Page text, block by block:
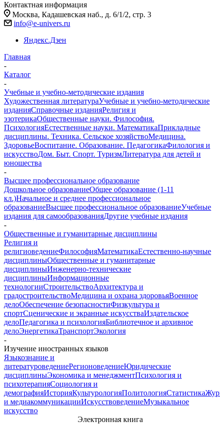
Контактная информация
Москва, Кадашевская наб., д. 6/1/2, стр. 3
info@e-univers.ru
Яндекс.Дзен
Главная
-
Каталог
-
Учебные и учебно-методические издания
Художественная литератураУчебные и учебно-методические
изданияСправочные изданияРелигия и
эзотерикаОбщественные науки. Философия.
ПсихологияЕстественные науки. МатематикаПрикладные
дисциплины. Техника. Сельское хозяйствоМедицина.
ЗдоровьеВоспитание. Образование. ПедагогикаФилология и
искусствоДом. Быт. Спорт. ТуризмЛитература для детей и
юношества
-
Высшее профессиональное образование
Дошкольное образованиеОбщее образование (1-11
кл.)Начальное и среднее профессиональное
образованиеВысшее профессиональное образованиеУчебные
издания для самообразованияДругие учебные издания
-
Общественные и гуманитарные дисциплины
Религия и
религиоведениеФилософияМатематикаЕстественно-научные
дисциплиныОбщественные и гуманитарные
дисциплиныИнженерно-технические
дисциплиныИнформационные
технологииСтроительствоАрхитектура и
градостроительствоМедицина и охрана здоровьяВоенное
делоОбеспечение безопасностиФизкультура и
спортСценические и экранные искусстваИздательское
делоПедагогика и психологияБиблиотечное и архивное
делоЭнергетикаТранспортЭкология
-
Изучение иностранных языков
Языкознание и
литературоведениеРегионоведениеЮридические
дисциплиныЭкономика и менеджментПсихология и
психотерапияСоциология и
демографияИсторияКультурологияПолитологияСтатистика
и медиакоммуникацииИскусствоведениеМузыкальное
искусство
Электронная книга